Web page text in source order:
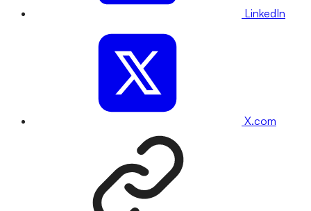
LinkedIn
X.com